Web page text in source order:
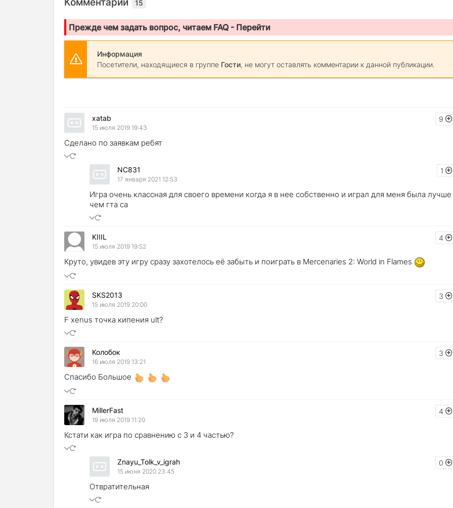
15
Прежде чем задать вопрос, читаем FAQ - Перейти
Информация
Посетители, находящиеся в группе Гости, не могут оставлять комментарии к данной публикации.
9
xatab
15 июля 2019 19:43
Сделано по заявкам ребят
1
NC831
17 января 2021 12:53
Игра очень классная для своего времени когда я в нее собственно и играл для меня была лучше
чем гта са
4
KIIIL
15 июля 2019 19:52
Круто, увидев эту игру сразу захотелось её забыть и поиграть в Mercenaries 2: World in Flames
3
SKS2013
15 июля 2019 20:00
F xenus точка кипения ult?
3
Колобок
16 июля 2019 13:21
Спасибо Большое
4
MillerFast
19 июля 2019 11:20
Кстати как игра по сравнению с 3 и 4 частью?
0
Znayu_Tolk_v_igrah
15 июня 2020 23:45
Отвратительная